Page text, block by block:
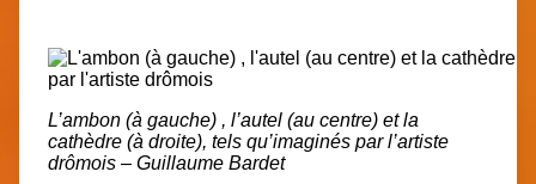
L’ambon (à gauche) , l’autel (au centre) et la
cathèdre (à droite), tels qu’imaginés par l’artiste
drômois – Guillaume Bardet